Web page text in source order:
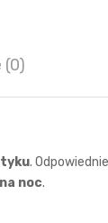
(0)
.
noc.